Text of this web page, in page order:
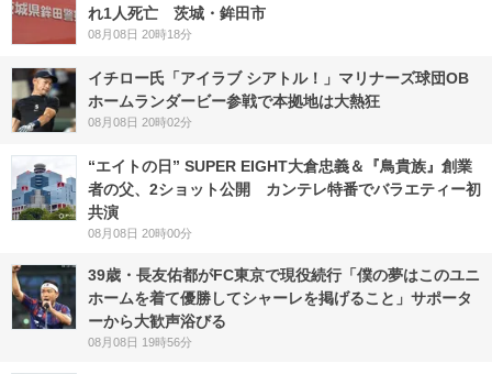
れ1人死亡 茨城・鉾田市
08月08日 20時18分
イチロー氏「アイラブ シアトル！」マリナーズ球団OB
ホームランダービー参戦で本拠地は大熱狂
08月08日 20時02分
“エイトの日” SUPER EIGHT大倉忠義＆『鳥貴族』創業
者の父、2ショット公開 カンテレ特番でバラエティー初
共演
08月08日 20時00分
39歳・長友佑都がFC東京で現役続行「僕の夢はこのユニ
ホームを着て優勝してシャーレを掲げること」サポータ
ーから大歓声浴びる
08月08日 19時56分